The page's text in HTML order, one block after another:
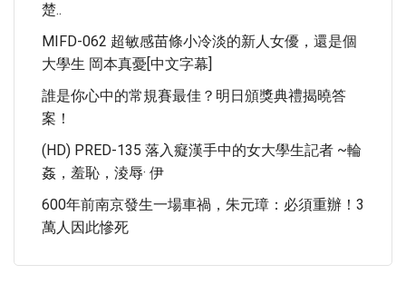
楚..
MIFD-062 超敏感苗條小冷淡的新人女優，還是個
大學生 岡本真憂[中文字幕]
誰是你心中的常規賽最佳？明日頒獎典禮揭曉答
案！
(HD) PRED-135 落入癡漢手中的女大學生記者 ~輪
姦，羞恥，淩辱· 伊
600年前南京發生一場車禍，朱元璋：必須重辦！3
萬人因此慘死